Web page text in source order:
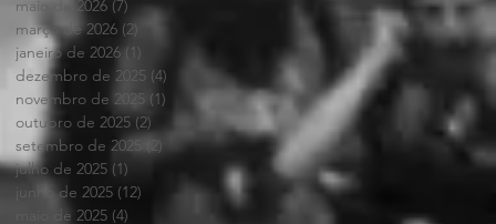
maio de 2026 (7) 7 posts
março de 2026 (2)
janeiro de 2026 (1)
dezembro de 2025 (4) 4 posts
novembro de 2025 (1) 1 post
outubro de 2025 (2)
setembro de 2025
(2) 2 posts
julho de 2025 (1)
junho de 2025 (12) 12 posts
maio de 2025 (4)